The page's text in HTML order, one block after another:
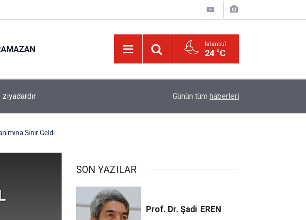
İstanbul
24 °C
Biyoloji profesörünün parmağının ucunda niçin
Günün tüm haberleri
Sınır Geldi
SON YAZILAR
Prof. Dr. Şadi EREN